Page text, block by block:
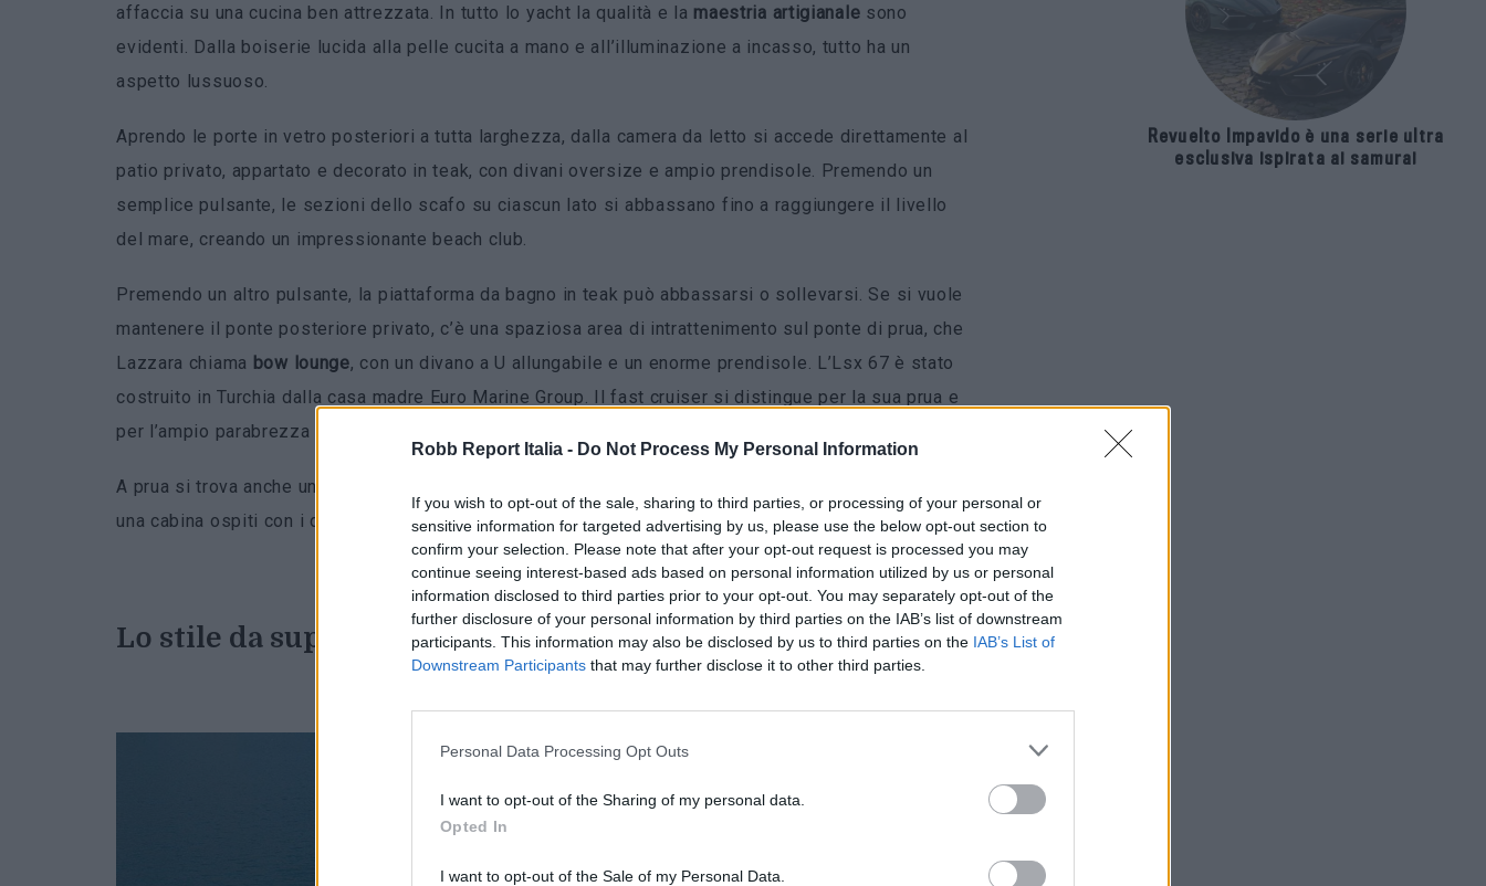
Robb Report Italia - Do Not Process My Personal Information
If you wish to opt-out of the sale, sharing to third parties, or processing of your personal or
sensitive information for targeted advertising by us, please use the below opt-out section to
confirm your selection. Please note that after your opt-out request is processed you may
continue seeing interest-based ads based on personal information utilized by us or personal
information disclosed to third parties prior to your opt-out. You may separately opt-out of the
further disclosure of your personal information by third parties on the IAB’s list of downstream
participants. This information may also be disclosed by us to third parties on the IAB’s List of
Downstream Participants that may further disclose it to other third parties.
Personal Data Processing Opt Outs
I want to opt-out of the Sharing of my personal data.
Opted In
I want to opt-out of the Sale of my Personal Data.
affaccia su una cucina ben attrezzata. In tutto lo yacht la qualità e la maestria artigianale sono
evidenti. Dalla boiserie lucida alla pelle cucita a mano e all’illuminazione a incasso, tutto ha un
aspetto lussuoso.
Aprendo le porte in vetro posteriori a tutta larghezza, dalla camera da letto si accede direttamente al
patio privato, appartato e decorato in teak, con divani oversize e ampio prendisole. Premendo un
semplice pulsante, le sezioni dello scafo su ciascun lato si abbassano fino a raggiungere il livello
del mare, creando un impressionante beach club.
Premendo un altro pulsante, la piattaforma da bagno in teak può abbassarsi o sollevarsi. Se si vuole
mantenere il ponte posteriore privato, c’è una spaziosa area di intrattenimento sul ponte di prua, che
Lazzara chiama bow lounge, con un divano a U allungabile e un enorme prendisole. L’Lsx 67 è stato
costruito in Turchia dalla casa madre Euro Marine Group. Il fast cruiser si distingue per la sua prua e
per l’ampio parabrezza in vetro che sfocia in un tetto curvo apribile.
A prua si trova anche una cabina vip di grandi dimensioni, mentre un corridoio dalla cucina conduce a
una cabina ospiti con i due letti singoli e la suite armatoriale.
Lo stile da superyacht retrò
Revuelto Impavido è una serie ultra
esclusiva ispirata ai samurai